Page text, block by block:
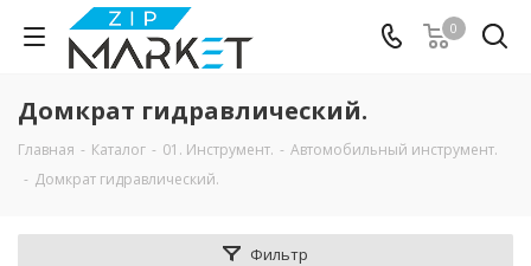
0
Домкрат гидравлический.
Главная - Каталог - 01. Инструмент. - Автомобильный инструмент.
- Домкрат гидравлический.
Фильтр